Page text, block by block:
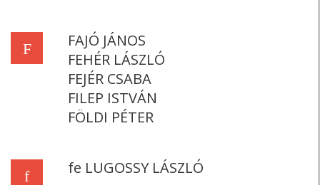
F
FAJÓ JÁNOS
FEHÉR LÁSZLÓ
FEJÉR CSABA
FILEP ISTVÁN
FÖLDI PÉTER
f fe LUGOSSY LÁSZLÓ